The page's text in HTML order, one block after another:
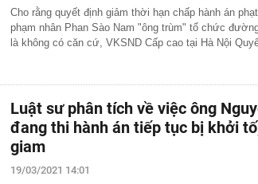
Cho rằng quyết định giảm thời hạn chấp hành án
phạm nhân Phan Sào Nam "ông trùm" tổ chức
là không có căn cứ, VKSND Cấp cao tại Hà Nội
Luật sư phân tích về việc ông
đang thi hành án tiếp tục bị khởi
giam
19/03/2021 14:01